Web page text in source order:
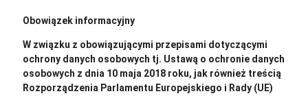
Obowiązek informacyjny
W związku z obowiązującymi przepisami dotyczącymi
ochrony danych osobowych tj. Ustawą o ochronie danych
osobowych z dnia 10 maja 2018 roku, jak również treścią
Rozporządzenia Parlamentu Europejskiego i Rady (UE)